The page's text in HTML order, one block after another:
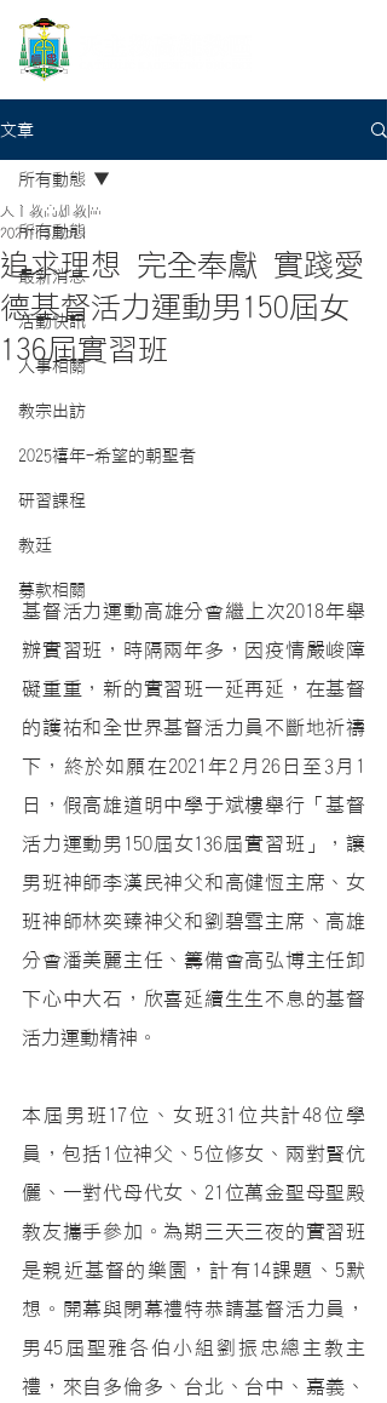
文章
所有動態
最新消息
活動快訊
人事相關
教宗出訪
2025禧年-希望的朝聖者
研習課程
教廷
募款相關
所有動態
追求理想 完全奉獻 實踐愛
德基督活力運動男150屆女
136屆實習班
天主教高雄教區
2021年3月5日
基督活力運動高雄分會繼上次2018年舉
辦實習班，時隔兩年多，因疫情嚴峻障
礙重重，新的實習班一延再延，在基督
的護祐和全世界基督活力員不斷地祈禱
下，終於如願在2021年2月26日至3月1
日，假高雄道明中學于斌樓舉行「基督
活力運動男150屆女136屆實習班」，讓
男班神師李漢民神父和高健恆主席、女
班神師林奕臻神父和劉碧雪主席、高雄
分會潘美麗主任、籌備會高弘博主任卸
下心中大石，欣喜延續生生不息的基督
活力運動精神。
本屆男班17位、女班31位共計48位學
員，包括1位神父、5位修女、兩對賢伉
儷、一對代母代女、21位萬金聖母聖殿
教友攜手參加。為期三天三夜的實習班
是親近基督的樂園，計有14課題、5默
想。開幕與閉幕禮特恭請基督活力員，
男45屆聖雅各伯小組劉振忠總主教主
禮，來自多倫多、台北、台中、嘉義、